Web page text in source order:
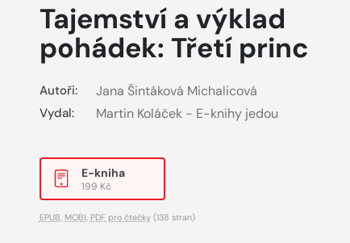
Tajemství a výklad
pohádek: Třetí princ
Autoři: Jana Šintáková Michalicová
Vydal: Martin Koláček - E-knihy jedou
E-kniha
199 Kč
EPUB MOBI PDF pro čtečky(138 stran)